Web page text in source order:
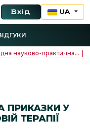
Вхід UA
науково-практична...
ПРИКАЗКИ У
ТЕРАПІЇ